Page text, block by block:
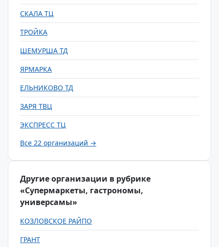
СКАЛА ТЦ
ТРОЙКА
ШЕМУРША ТД
ЯРМАРКА
ЕЛЬНИКОВО ТД
ЗАРЯ ТВЦ
ЭКСПРЕСС ТЦ
Все 22 организаций →
Другие организации в рубрике
«Супермаркеты, гастрономы,
универсамы»
КОЗЛОВСКОЕ РАЙПО
ГРАНТ